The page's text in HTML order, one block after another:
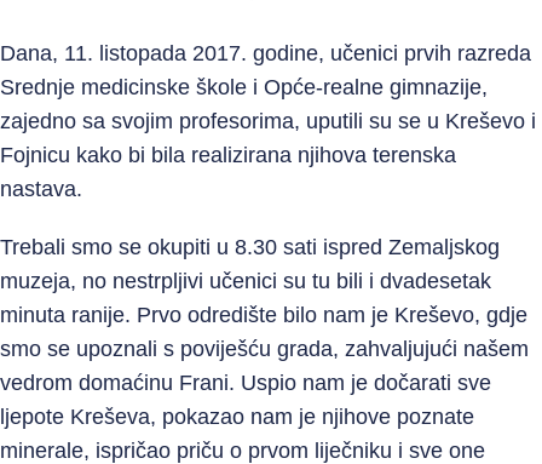
Dana, 11. listopada 2017. godine, učenici prvih razreda
Srednje medicinske škole i Opće-realne gimnazije,
zajedno sa svojim profesorima, uputili su se u Kreševo i
Fojnicu kako bi bila realizirana njihova terenska
nastava.
Trebali smo se okupiti u 8.30 sati ispred Zemaljskog
muzeja, no nestrpljivi učenici su tu bili i dvadesetak
minuta ranije. Prvo odredište bilo nam je Kreševo, gdje
smo se upoznali s poviješću grada, zahvaljujući našem
vedrom domaćinu Frani. Uspio nam je dočarati sve
ljepote Kreševa, pokazao nam je njihove poznate
minerale, ispričao priču o prvom liječniku i sve one